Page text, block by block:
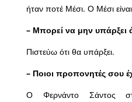
ήταν ποτέ Μέσι. Ο Μέσι
– Μπορεί να μην υπάρξει
Πιστεύω ότι θα υπάρξει.
– Ποιοι προπονητές σου
Ο Φερνάντο Σάντος